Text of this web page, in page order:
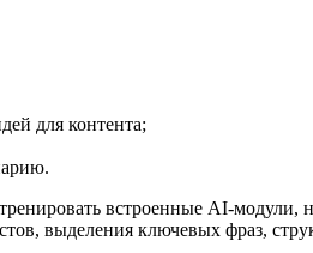
для контента;
встроенные AI-модули,
выделения ключевых фраз,